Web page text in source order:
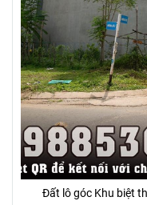
Đất lô góc Khu biệt